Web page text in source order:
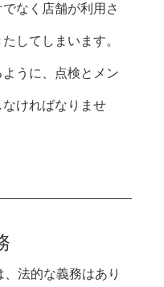
なく店舗が利用さ
してしまいます。
うに、点検とメン
ければなりませ
法的な義務はあり